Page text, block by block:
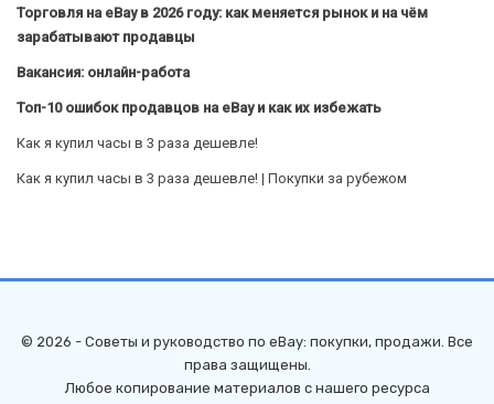
Торговля на eBay в 2026 году: как меняется рынок и на чём
зарабатывают продавцы
Вакансия: онлайн-работа
Топ-10 ошибок продавцов на eBay и как их избежать
Как я купил часы в 3 раза дешевле!
Как я купил часы в 3 раза дешевле! | Покупки за рубежом
© 2026 - Советы и руководство по eBay: покупки, продажи. Все
права защищены.
Любое копирование материалов с нашего ресурса